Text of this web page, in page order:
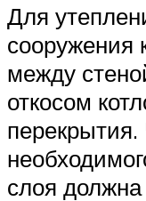
Для
сооружения
между
откосом
слоя